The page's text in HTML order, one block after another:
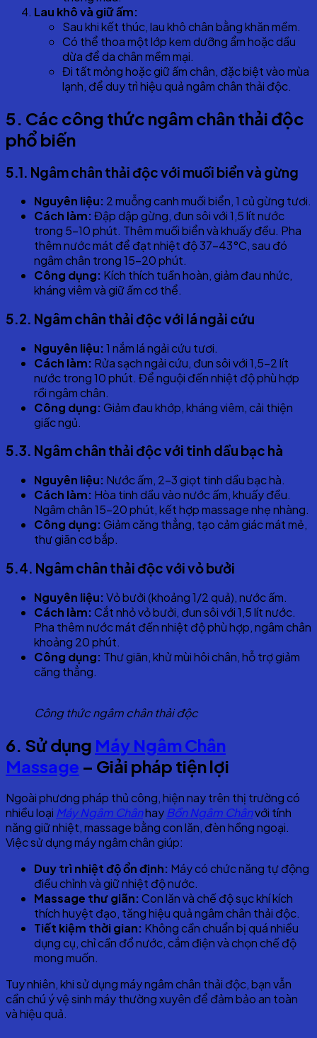
Lau khô và giữ ấm:
Sau khi kết thúc, lau khô chân bằng khăn mềm.
Có thể thoa một lớp kem dưỡng ẩm hoặc dầu
dừa để da chân mềm mại.
Đi tất mỏng hoặc giữ ấm chân, đặc biệt vào mùa
lạnh, để duy trì hiệu quả ngâm chân thải độc.
5. Các công thức ngâm chân thải độc
phổ biến
5.1. Ngâm chân thải độc với muối biển và gừng
Nguyên liệu: 2 muỗng canh muối biển, 1 củ gừng tươi.
Cách làm:Đập dập gừng, đun sôi với 1,5 lít nước
trong 5-10 phút. Thêm muối biển và khuấy đều. Pha
thêm nước mát để đạt nhiệt độ 37-43°C, sau đó
ngâm chân trong 15-20 phút.
Công dụng: Kích thích tuần hoàn, giảm đau nhức,
kháng viêm và giữ ấm cơ thể.
5.2. Ngâm chân thải độc với lá ngải cứu
Nguyên liệu:1 nắm lá ngải cứu tươi.
Cách làm: Rửa sạch ngải cứu, đun sôi với 1,5-2 lít
nước trong 10 phút. Để nguội đến nhiệt độ phù hợp
rồi ngâm chân.
Công dụng:Giảm đau khớp, kháng viêm, cải thiện
giấc ngủ.
5.3. Ngâm chân thải độc với tinh dầu bạc hà
Nguyên liệu: Nước ấm, 2-3 giọt tinh dầu bạc hà.
Cách làm: Hòa tinh dầu vào nước ấm, khuấy đều.
Ngâm chân 15-20 phút, kết hợp massage nhẹ nhàng.
Công dụng:Giảm căng thẳng, tạo cảm giác mát mẻ,
thư giãn cơ bắp.
5.4. Ngâm chân thải độc với vỏ bưởi
Nguyên liệu:Vỏ bưởi (khoảng 1/2 quả), nước ấm.
Cách làm:Cắt nhỏ vỏ bưởi, đun sôi với 1,5 lít nước.
Pha thêm nước mát đến nhiệt độ phù hợp, ngâm chân
khoảng 20 phút.
Công dụng: Thư giãn, khử mùi hôi chân, hỗ trợ giảm
căng thẳng.
Công thức ngâm chân thải độc
6. Sử dụng Máy Ngâm Chân
Massage – Giải pháp tiện lợi
Ngoài phương pháp thủ công, hiện nay trên thị trường có
nhiều loại Máy Ngâm ChânhayBồn Ngâm Chânvới tính
năng giữ nhiệt, massage bằng con lăn, đèn hồng ngoại.
Việc sử dụng máy ngâm chân giúp:
Duy trì nhiệt độ ổn định: Máy có chức năng tự động
điều chỉnh và giữ nhiệt độ nước.
Massage thư giãn:Con lăn và chế độ sục khí kích
thích huyệt đạo, tăng hiệu quả ngâm chân thải độc.
Tiết kiệm thời gian: Không cần chuẩn bị quá nhiều
dụng cụ, chỉ cần đổ nước, cắm điện và chọn chế độ
mong muốn.
Tuy nhiên, khi sử dụng máy ngâm chân thải độc, bạn vẫn
cần chú ý vệ sinh máy thường xuyên để đảm bảo an toàn
và hiệu quả.